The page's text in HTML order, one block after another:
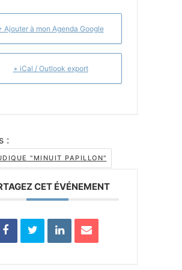
Ajouter à mon Agenda Google
+ iCal / Outlook export
:
"MINUIT PAPILLON"
CET ÉVÉNEMENT